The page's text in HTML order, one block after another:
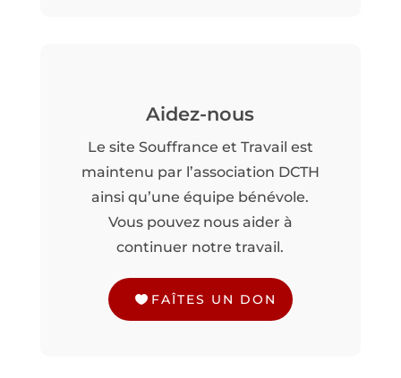
Aidez-nous
Le site Souffrance et Travail est
maintenu par l’association DCTH
ainsi qu’une équipe bénévole.
Vous pouvez nous aider à
continuer notre travail.
FAÎTES UN DON